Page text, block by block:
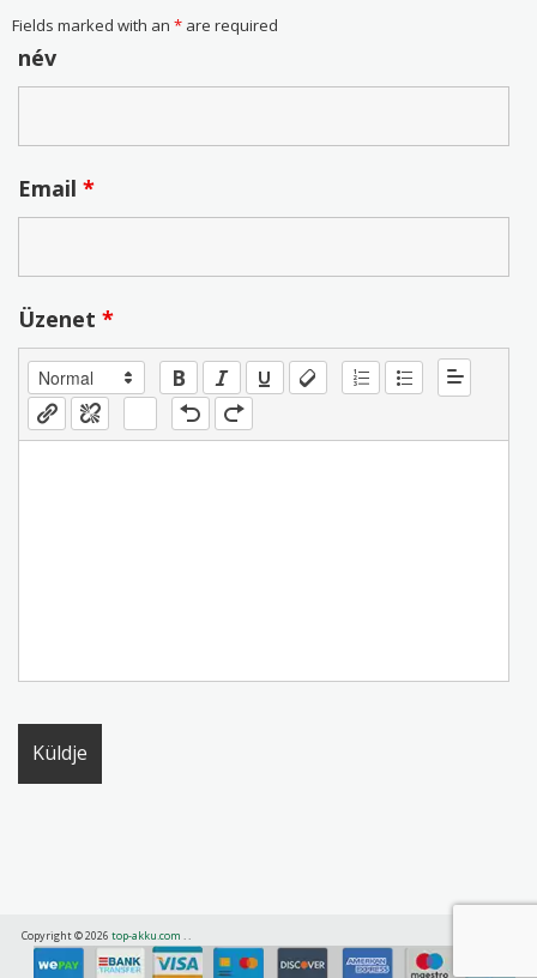
Fields marked with an *are required
név
Email *
Üzenet *
Copyright © 2026 top-akku.com ..